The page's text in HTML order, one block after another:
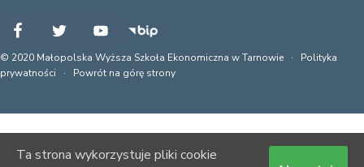
© 2020 Małopolska Wyższa Szkoła Ekonomiczna w Tarnowie · Polityka
prywatności · Powrót na górę strony
Ta strona wykorzystuje pliki cookie